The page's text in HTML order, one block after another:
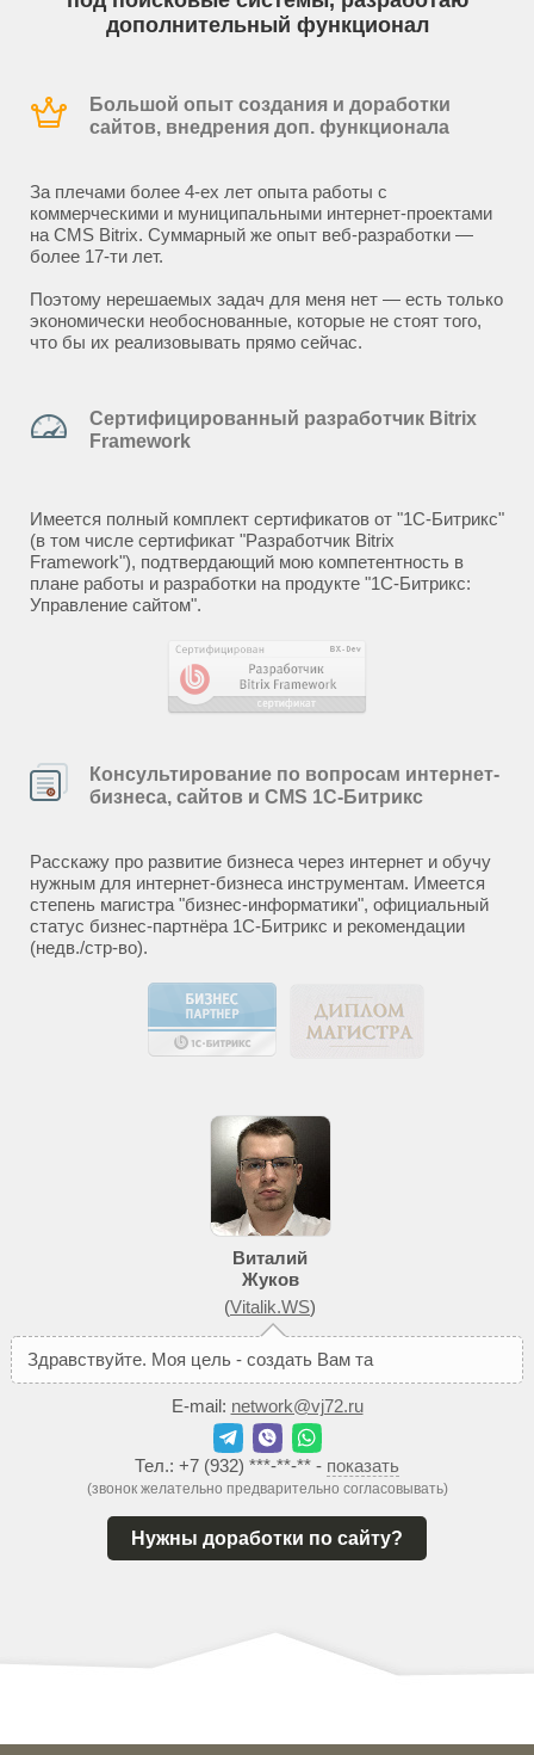
дополнительный функционал
Большой опыт создания и доработки
сайтов, внедрения доп. функционала
За плечами более 4-ех лет опыта работы с
коммерческими и муниципальными интернет-проектами
на CMS Bitrix. Суммарный же опыт веб-разработки —
более 17-ти лет.
Поэтому нерешаемых задач для меня нет — есть только
экономически необоснованные, которые не стоят того,
что бы их реализовывать прямо сейчас.
Сертифицированный разработчик Bitrix
Framework
Имеется полный комплект сертификатов от "1С-Битрикс"
(в том числе сертификат "Разработчик Bitrix
Framework"), подтвердающий мою компетентность в
плане работы и разработки на продукте "1С-Битрикс:
Управление сайтом".
Консультирование по вопросам интернет-
бизнеса, сайтов и CMS 1С-Битрикс
Расскажу про развитие бизнеса через интернет и обучу
нужным для интернет-бизнеса инструментам. Имеется
степень магистра "бизнес-информатики", официальный
статус бизнес-партнёра 1С-Битрикс и рекомендации
(недв./стр-во).
Виталий
Жуков
(Vitalik.WS)
Здравствуйте. Моя цель - создать Вам так
E-mail: network@vj72.ru
Тел.: +7 (932) ***-**-** - показать
(звонок желательно предварительно согласовывать)
Нужны доработки по сайту?